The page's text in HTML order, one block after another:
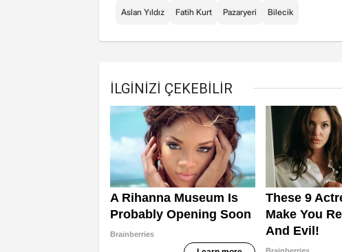
Aslan Yıldız Fatih Kurt Pazaryeri Bilecik